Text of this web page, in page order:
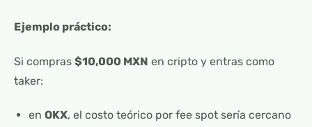
Ejemplo práctico:
Si compras $10,000 MXN en cripto y entras como
taker:
en OKX, el costo teórico por fee spot sería cercano